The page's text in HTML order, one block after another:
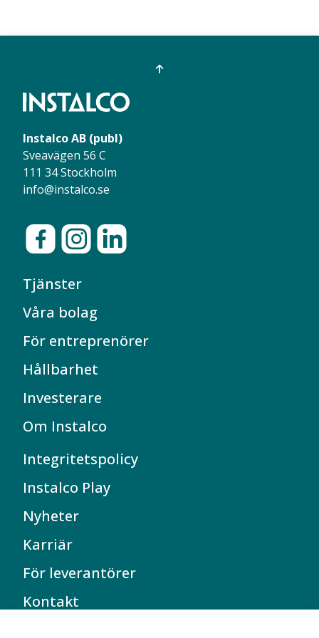
Instalco AB (publ)
Sveavägen 56 C
111 34 Stockholm
info@instalco.se
Tjänster
Våra bolag
För entreprenörer
Hållbarhet
Investerare
Om Instalco
Integritetspolicy
Instalco Play
Nyheter
Karriär
För leverantörer
Kontakt